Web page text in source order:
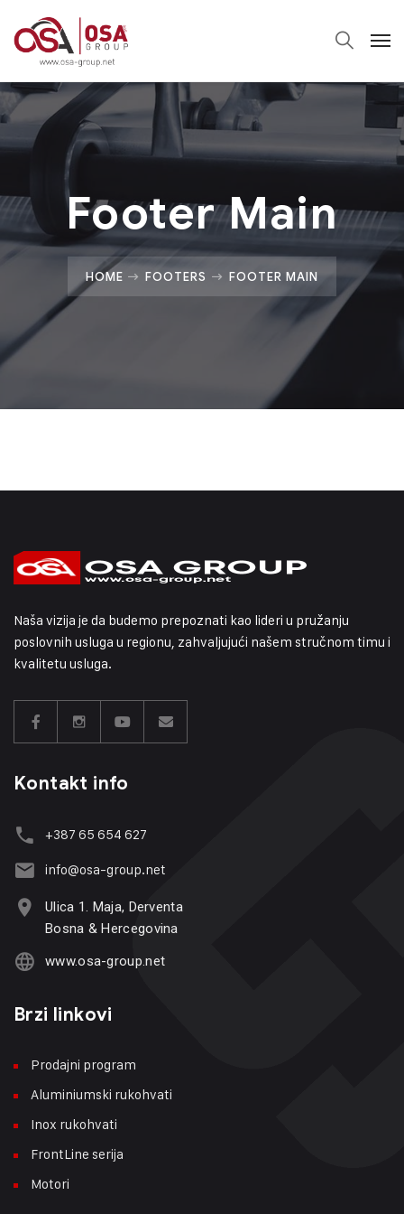
Footer Main
HOME FOOTERS FOOTER MAIN
Naša vizija je da budemo prepoznati kao lideri u pružanju
poslovnih usluga u regionu, zahvaljujući našem stručnom timu i
kvalitetu usluga.
Kontakt info
+387 65 654 627
info@osa-group.net
Ulica 1. Maja, Derventa
Bosna & Hercegovina
www.osa-group.net
Brzi linkovi
Prodajni program
Aluminiumski rukohvati
Inox rukohvati
FrontLine serija
Motori